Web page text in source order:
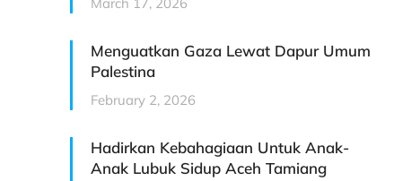
Menguatkan Gaza Lewat Dapur Umum
Palestina
February 2, 2026
Hadirkan Kebahagiaan Untuk Anak-
Anak Lubuk Sidup Aceh Tamiang